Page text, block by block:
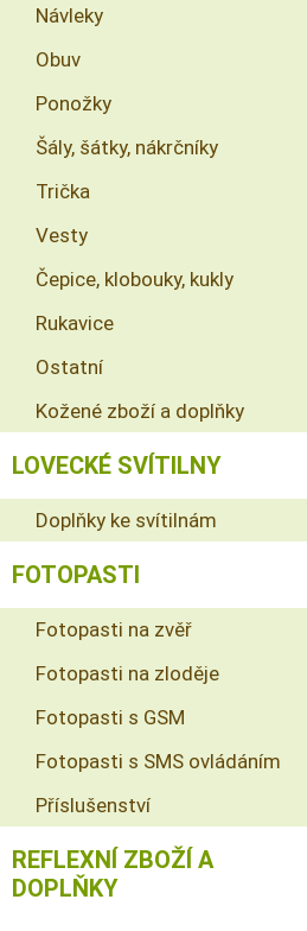
Návleky
Obuv
Ponožky
Šály, šátky, nákrčníky
Trička
Vesty
Čepice, klobouky, kukly
Rukavice
Ostatní
Kožené zboží a doplňky
LOVECKÉ SVÍTILNY
Doplňky ke svítilnám
FOTOPASTI
Fotopasti na zvěř
Fotopasti na zloděje
Fotopasti s GSM
Fotopasti s SMS ovládáním
Příslušenství
REFLEXNÍ ZBOŽÍ A
DOPLŇKY